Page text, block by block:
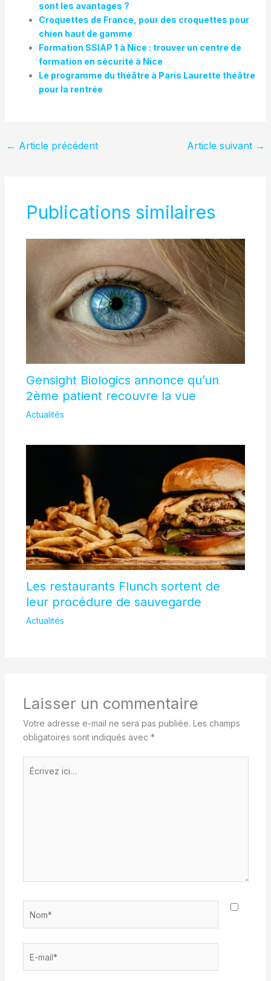
sont les avantages ?
Croquettes de France, pour des croquettes pour
chien haut de gamme
Formation SSIAP 1 à Nice : trouver un centre de
formation en sécurité à Nice
Le programme du théâtre à Paris Laurette théâtre
pour la rentrée
← Article précédent Article suivant →
Publications similaires
Gensight Biologics annonce qu’un
2ème patient recouvre la vue
Actualités
Les restaurants Flunch sortent de
leur procédure de sauvegarde
Actualités
Laisser un commentaire
Votre adresse e-mail ne sera pas publiée. Les champs
obligatoires sont indiqués avec *
Écrivez
ici…
mail*